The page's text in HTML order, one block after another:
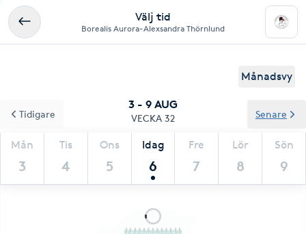
Välj tid
Borealis Aurora-Alexsandra Thörnlund
Månadsvy
3 - 9 AUG
VECKA 32
Mån
3
Tis
4
Ons
5
Idag
6
Fre
7
Lör
8
Sön
9
Tidigare Senare